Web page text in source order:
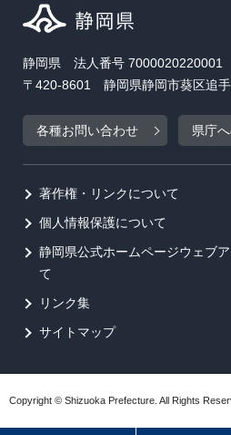
静岡県 法人番号 7000020220001
〒420-8601 静岡県静岡市葵区追
各種お問い合わせ 県庁
著作権・リンクについて
個人情報保護について
静岡県公式ホームページウェブ
て
リンク集
サイトマップ
Copyright © Shizuoka Prefecture. All Rights